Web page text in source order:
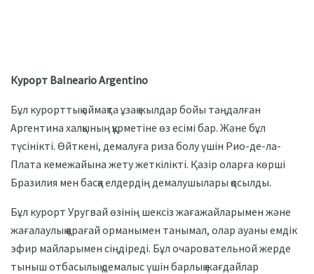
Курорт Balneario Argentino
Бұл курорттық аймақта ұзақ жылдар бойы таңдалған
Аргентина халқының құрметіне өз есімі бар. Және бұл
түсінікті. Өйткені, демалуға риза болу үшін Рио-де-ла-
Плата кемежайына жету жеткілікті. Қазір оларға көрші
Бразилия мен басқа елдердің демалушылары қосылды.
Бұл курорт Уругвай өзінің шексіз жағажайларымен және
жағалаулық қарағай орманымен танымал, олар ауаны емдік
эфир майларымен сіңдіреді. Бұл очаровательной жерде
тыныш отбасылық демалыс үшін барлық жағдайлар